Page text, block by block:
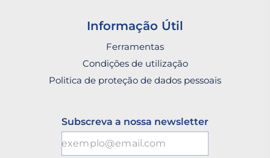
Informação Útil
Ferramentas
Condições de utilização
Politica de proteção de dados pessoais
Subscreva a nossa newsletter